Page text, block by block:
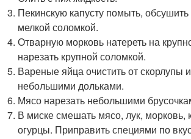
Пекинскую капусту помыть,
мелкой соломкой.
Отварную морковь натереть на
нарезать крупной соломкой.
Вареные яйца очистить от скорлупы
небольшими дольками.
Мясо нарезать небольшими
В миске смешать мясо, лук, морковь,
огурцы. Приправить специями по